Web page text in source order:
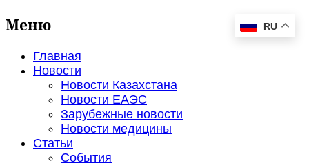
Меню
Главная
Новости
Новости Казахстана
Новости ЕАЭС
Зарубежные новости
Новости медицины
Статьи
События
RU